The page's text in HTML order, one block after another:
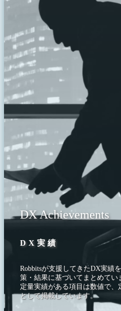
DX Achievements
DX実績
Robbitsが支援してきたDX実績
策・結果に基づいてまとめてい
定量実績がある項目は数値で
として掲載しています。